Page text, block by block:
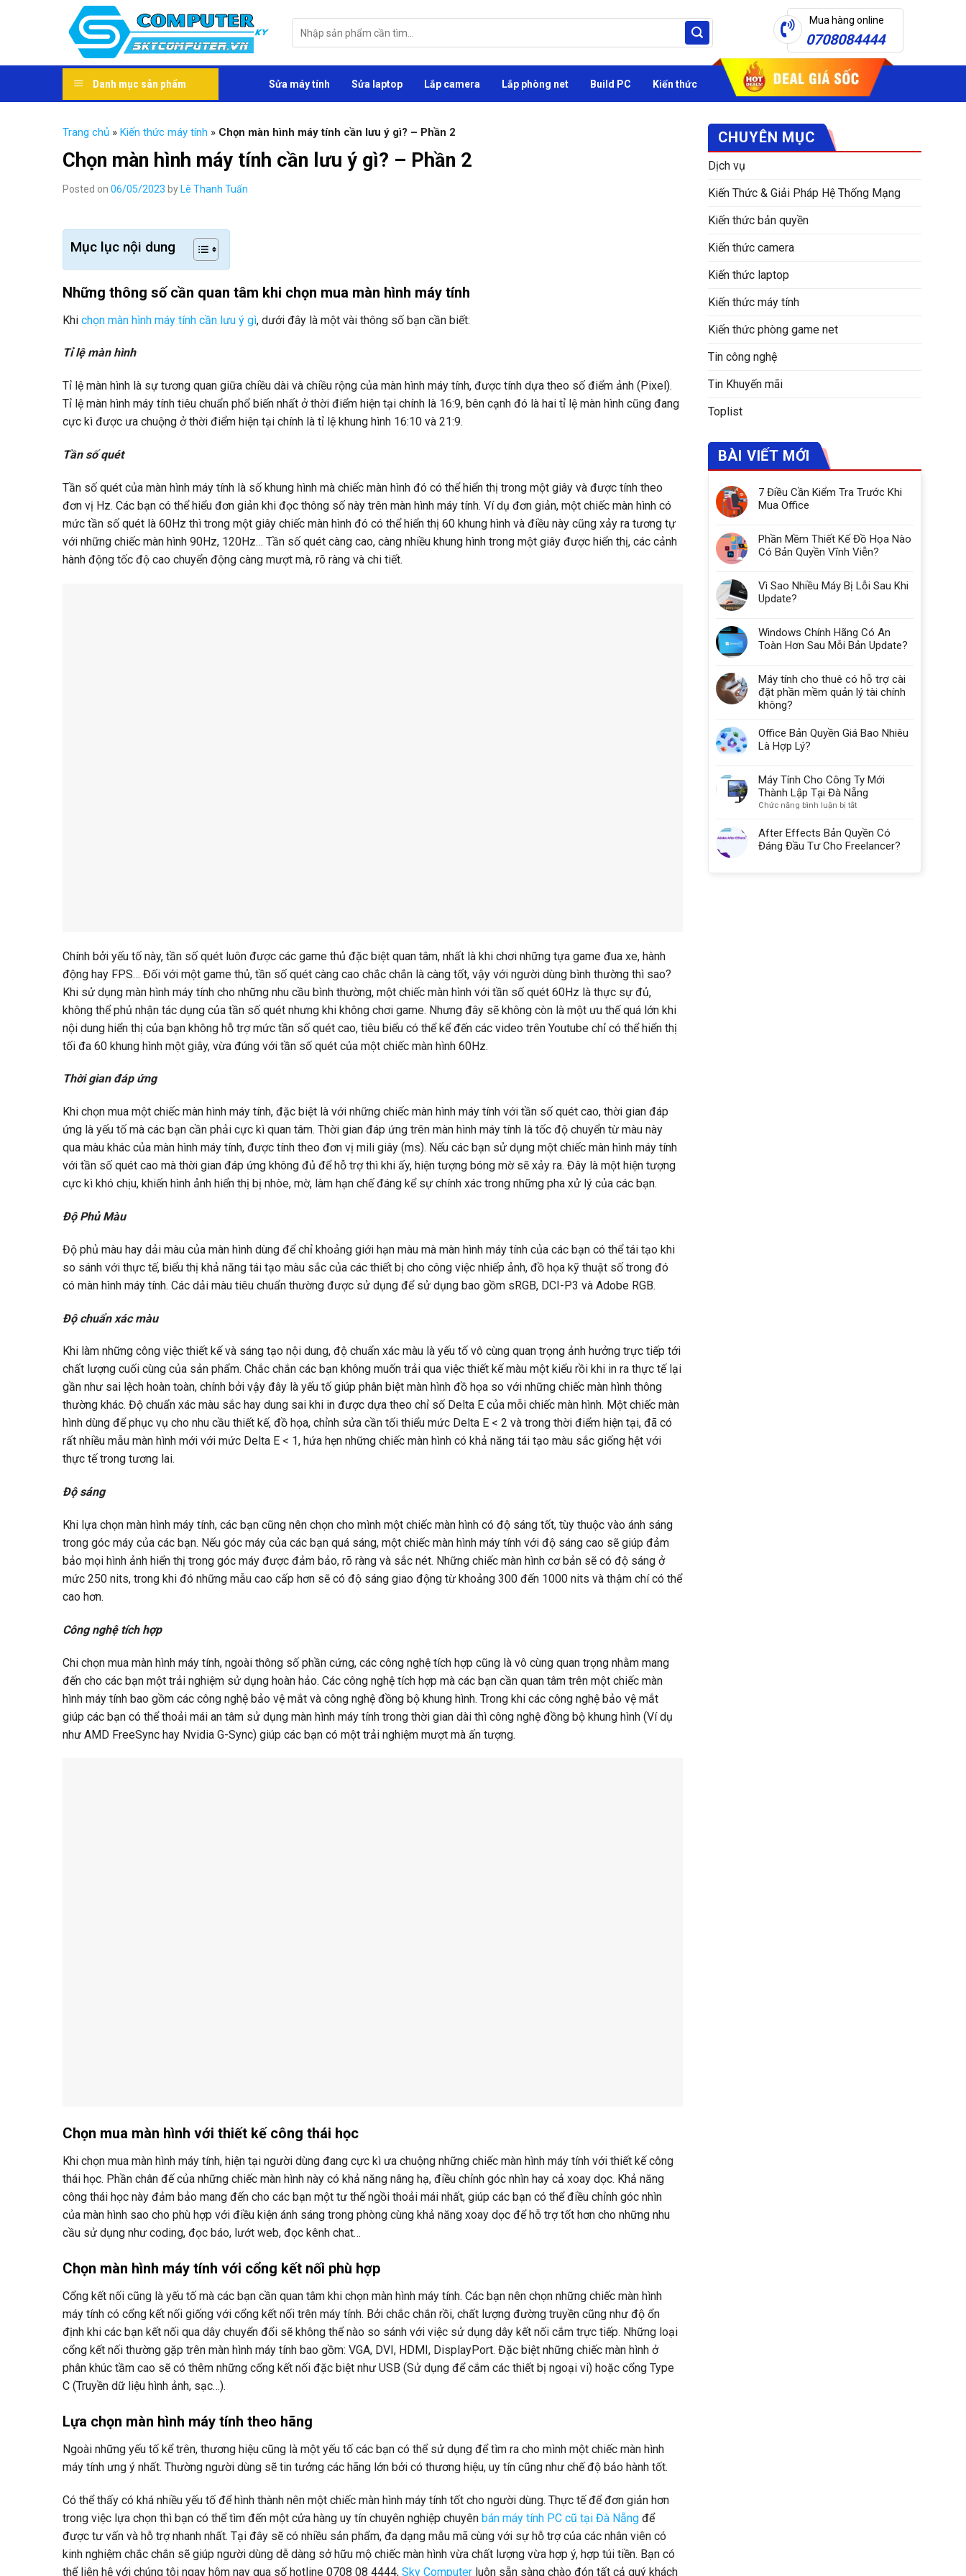
kiếm:
Mua hàng online
0708084444
Danh mục sản phẩm Sửa máy tính Sửa laptop Lắp camera Lắp phòng net Build PC Kiến thức
Trang chủ » Kiến thức máy tính » Chọn màn hình máy tính cần lưu ý gì? – Phần 2
Chọn màn hình máy tính cần lưu ý gì? – Phần 2
Posted on 06/05/2023 byLê Thanh Tuấn
Mục lục nội dung
Những thông số cần quan tâm khi chọn mua màn hình máy tính
Khi chọn màn hình máy tính cần lưu ý gì, dưới đây là một vài thông số bạn cần biết:
Tỉ lệ màn hình
Tỉ lệ màn hình là sự tương quan giữa chiều dài và chiều rộng của màn hình máy tính, được tính dựa theo số điểm ảnh (Pixel).
Tỉ lệ màn hình máy tính tiêu chuẩn phổ biến nhất ở thời điểm hiện tại chính là 16:9, bên cạnh đó là hai tỉ lệ màn hình cũng đang
cực kì được ưa chuộng ở thời điểm hiện tại chính là tỉ lệ khung hình 16:10 và 21:9.
Tần số quét
Tần số quét của màn hình máy tính là số khung hình mà chiếc màn hình đó có thể hiển thị trong một giây và được tính theo
đơn vị Hz. Các bạn có thể hiểu đơn giản khi đọc thông số này trên màn hình máy tính. Ví dụ đơn giản, một chiếc màn hình có
mức tần số quét là 60Hz thì trong một giây chiếc màn hình đó có thể hiển thị 60 khung hình và điều này cũng xảy ra tương tự
với những chiếc màn hình 90Hz, 120Hz… Tần số quét càng cao, càng nhiều khung hình trong một giây được hiển thị, các cảnh
hành động tốc độ cao chuyển động càng mượt mà, rõ ràng và chi tiết.
Chính bởi yếu tố này, tần số quét luôn được các game thủ đặc biệt quan tâm, nhất là khi chơi những tựa game đua xe, hành
động hay FPS… Đối với một game thủ, tần số quét càng cao chắc chắn là càng tốt, vậy với người dùng bình thường thì sao?
Khi sử dụng màn hình máy tính cho những nhu cầu bình thường, một chiếc màn hình với tần số quét 60Hz là thực sự đủ,
không thể phủ nhận tác dụng của tần số quét nhưng khi không chơi game. Nhưng đây sẽ không còn là một ưu thế quá lớn khi
nội dung hiển thị của bạn không hỗ trợ mức tần số quét cao, tiêu biểu có thể kể đến các video trên Youtube chỉ có thể hiển thị
tối đa 60 khung hình một giây, vừa đúng với tần số quét của một chiếc màn hình 60Hz.
Thời gian đáp ứng
Khi chọn mua một chiếc màn hình máy tính, đặc biệt là với những chiếc màn hình máy tính với tần số quét cao, thời gian đáp
ứng là yếu tố mà các bạn cần phải cực kì quan tâm. Thời gian đáp ứng trên màn hình máy tính là tốc độ chuyển từ màu này
qua màu khác của màn hình máy tính, được tính theo đơn vị mili giây (ms). Nếu các bạn sử dụng một chiếc màn hình máy tính
với tần số quét cao mà thời gian đáp ứng không đủ để hỗ trợ thì khi ấy, hiện tượng bóng mờ sẽ xảy ra. Đây là một hiện tượng
cực kì khó chịu, khiến hình ảnh hiển thị bị nhòe, mờ, làm hạn chế đáng kể sự chính xác trong những pha xử lý của các bạn.
Độ Phủ Màu
Độ phủ màu hay dải màu của màn hình dùng để chỉ khoảng giới hạn màu mà màn hình máy tính của các bạn có thể tái tạo khi
so sánh với thực tế, biểu thị khả năng tái tạo màu sắc của các thiết bị cho công việc nhiếp ảnh, đồ họa kỹ thuật số trong đó
có màn hình máy tính. Các dải màu tiêu chuẩn thường được sử dụng để sử dụng bao gồm sRGB, DCI-P3 và Adobe RGB.
Độ chuẩn xác màu
Khi làm những công việc thiết kế và sáng tạo nội dung, độ chuẩn xác màu là yếu tố vô cùng quan trọng ảnh hưởng trực tiếp tới
chất lượng cuối cùng của sản phẩm. Chắc chắn các bạn không muốn trải qua việc thiết kế màu một kiểu rồi khi in ra thực tế lại
gần như sai lệch hoàn toàn, chính bởi vậy đây là yếu tố giúp phân biệt màn hình đồ họa so với những chiếc màn hình thông
thường khác. Độ chuẩn xác màu sắc hay dung sai khi in được dựa theo chỉ số Delta E của mỗi chiếc màn hình. Một chiếc màn
hình dùng để phục vụ cho nhu cầu thiết kế, đồ họa, chỉnh sửa cần tối thiểu mức Delta E < 2 và trong thời điểm hiện tại, đã có
rất nhiều mẫu màn hình mới với mức Delta E < 1, hứa hẹn những chiếc màn hình có khả năng tái tạo màu sắc giống hệt với
thực tế trong tương lai.
Độ sáng
Khi lựa chọn màn hình máy tính, các bạn cũng nên chọn cho mình một chiếc màn hình có độ sáng tốt, tùy thuộc vào ánh sáng
trong góc máy của các bạn. Nếu góc máy của các bạn quá sáng, một chiếc màn hình máy tính với độ sáng cao sẽ giúp đảm
bảo mọi hình ảnh hiển thị trong góc máy được đảm bảo, rõ ràng và sắc nét. Những chiếc màn hình cơ bản sẽ có độ sáng ở
mức 250 nits, trong khi đó những mẫu cao cấp hơn sẽ có độ sáng giao động từ khoảng 300 đến 1000 nits và thậm chí có thể
cao hơn.
Công nghệ tích hợp
Chi chọn mua màn hình máy tính, ngoài thông số phần cứng, các công nghệ tích hợp cũng là vô cùng quan trọng nhằm mang
đến cho các bạn một trải nghiệm sử dụng hoàn hảo. Các công nghệ tích hợp mà các bạn cần quan tâm trên một chiếc màn
hình máy tính bao gồm các công nghệ bảo vệ mắt và công nghệ đồng bộ khung hình. Trong khi các công nghệ bảo vệ mắt
giúp các bạn có thể thoải mái an tâm sử dụng màn hình máy tính trong thời gian dài thì công nghệ đồng bộ khung hình (Ví dụ
như AMD FreeSync hay Nvidia G-Sync) giúp các bạn có một trải nghiệm mượt mà ấn tượng.
Chọn mua màn hình với thiết kế công thái học
Khi chọn mua màn hình máy tính, hiện tại người dùng đang cực kì ưa chuộng những chiếc màn hình máy tính với thiết kế công
thái học. Phần chân đế của những chiếc màn hình này có khả năng nâng hạ, điều chỉnh góc nhìn hay cả xoay dọc. Khả năng
công thái học này đảm bảo mang đến cho các bạn một tư thế ngồi thoải mái nhất, giúp các bạn có thể điều chỉnh góc nhìn
của màn hình sao cho phù hợp với điều kiện ánh sáng trong phòng cùng khả năng xoay dọc để hỗ trợ tốt hơn cho những nhu
cầu sử dụng như coding, đọc báo, lướt web, đọc kênh chat…
Chọn màn hình máy tính với cổng kết nối phù hợp
Cổng kết nối cũng là yếu tố mà các bạn cần quan tâm khi chọn màn hình máy tính. Các bạn nên chọn những chiếc màn hình
máy tính có cổng kết nối giống với cổng kết nối trên máy tính. Bởi chắc chắn rồi, chất lượng đường truyền cũng như độ ổn
định khi các bạn kết nối qua dây chuyển đổi sẽ không thể nào so sánh với việc sử dụng dây kết nối cắm trực tiếp. Những loại
cổng kết nối thường gặp trên màn hình máy tính bao gồm: VGA, DVI, HDMI, DisplayPort. Đặc biệt những chiếc màn hình ở
phân khúc tầm cao sẽ có thêm những cổng kết nối đặc biệt như USB (Sử dụng để cắm các thiết bị ngoại vi) hoặc cổng Type
C (Truyền dữ liệu hình ảnh, sạc…).
Lựa chọn màn hình máy tính theo hãng
Ngoài những yếu tố kể trên, thương hiệu cũng là một yếu tố các bạn có thể sử dụng để tìm ra cho mình một chiếc màn hình
máy tính ưng ý nhất. Thường người dùng sẽ tin tưởng các hãng lớn bởi có thương hiệu, uy tín cũng như chế độ bảo hành tốt.
Có thể thấy có khá nhiều yếu tố để hình thành nên một chiếc màn hình máy tính tốt cho người dùng. Thực tế để đơn giản hơn
trong việc lựa chọn thì bạn có thể tìm đến một cửa hàng uy tín chuyên nghiệp chuyên bán máy tính PC cũ tại Đà Nẵng để
được tư vấn và hỗ trợ nhanh nhất. Tại đây sẽ có nhiều sản phẩm, đa dạng mẫu mã cùng với sự hỗ trợ của các nhân viên có
kinh nghiệm chắc chắn sẽ giúp người dùng dễ dàng sở hữu mộ chiếc màn hình vừa chất lượng vừa hợp ý, hợp túi tiền. Bạn có
thể liên hệ với chúng tôi ngay hôm nay qua số hotline 0708 08 4444, Sky Computer luôn sẵn sàng chào đón tất cả quý khách
CHUYÊN MỤC
Dịch vụ
Kiến Thức & Giải Pháp Hệ Thống Mạng
Kiến thức bản quyền
Kiến thức camera
Kiến thức laptop
Kiến thức máy tính
Kiến thức phòng game net
Tin công nghệ
Tin Khuyến mãi
Toplist
BÀI VIẾT MỚI
7 Điều Cần Kiểm Tra Trước Khi
Mua Office
Phần Mềm Thiết Kế Đồ Họa Nào
Có Bản Quyền Vĩnh Viễn?
Vì Sao Nhiều Máy Bị Lỗi Sau Khi
Update?
Windows Chính Hãng Có An
Toàn Hơn Sau Mỗi Bản Update?
Máy tính cho thuê có hỗ trợ cài
đặt phần mềm quản lý tài chính
không?
Office Bản Quyền Giá Bao Nhiêu
Là Hợp Lý?
Máy Tính Cho Công Ty Mới
Thành Lập Tại Đà Nẵng
Chức năng bình luận bị tắtở
Tính
Cho
After Effects Bản Quyền Có
Đáng Đầu Tư Cho Freelancer?